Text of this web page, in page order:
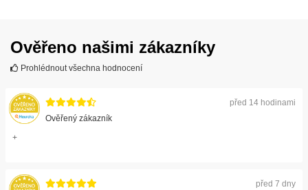
Ověřeno našimi zákazníky
Prohlédnout všechna hodnocení
před 14 hodinami
Ověřený zákazník
+
před 7 dny